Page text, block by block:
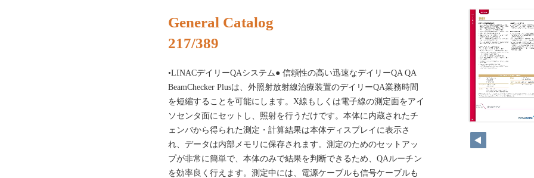
200
General Catalog
217/389
•LINACデイリーQAシステム● 信頼性の高い迅速なデイリーQA QA
BeamChecker Plusは、外照射放射線治療装置のデイリーQA業務時間
を短縮することを可能にします。X線もしくは電子線の測定面をアイ
ソセンタ面にセットし、照射を行うだけです。本体に内蔵されたチ
ェンバから得られた測定・計算結果は本体ディスプレイに表示さ
れ、データは内部メモリに保存されます。測定のためのセットアッ
プが非常に簡単で、本体のみで結果を判断できるため、QAルーチン
を効率良く行えます。測定中には、電源ケーブルも信号ケーブルも